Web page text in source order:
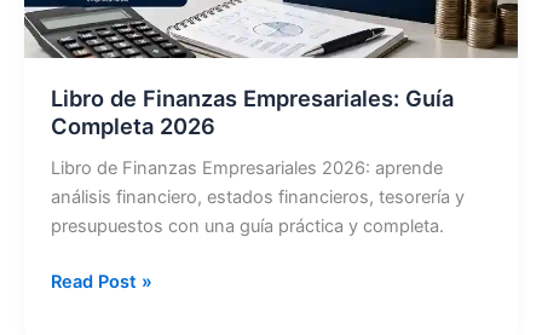
Libro de Finanzas Empresariales: Guía
Completa 2026
Libro de Finanzas Empresariales 2026: aprende
análisis financiero, estados financieros, tesorería y
presupuestos con una guía práctica y completa.
Libro
Read Post »